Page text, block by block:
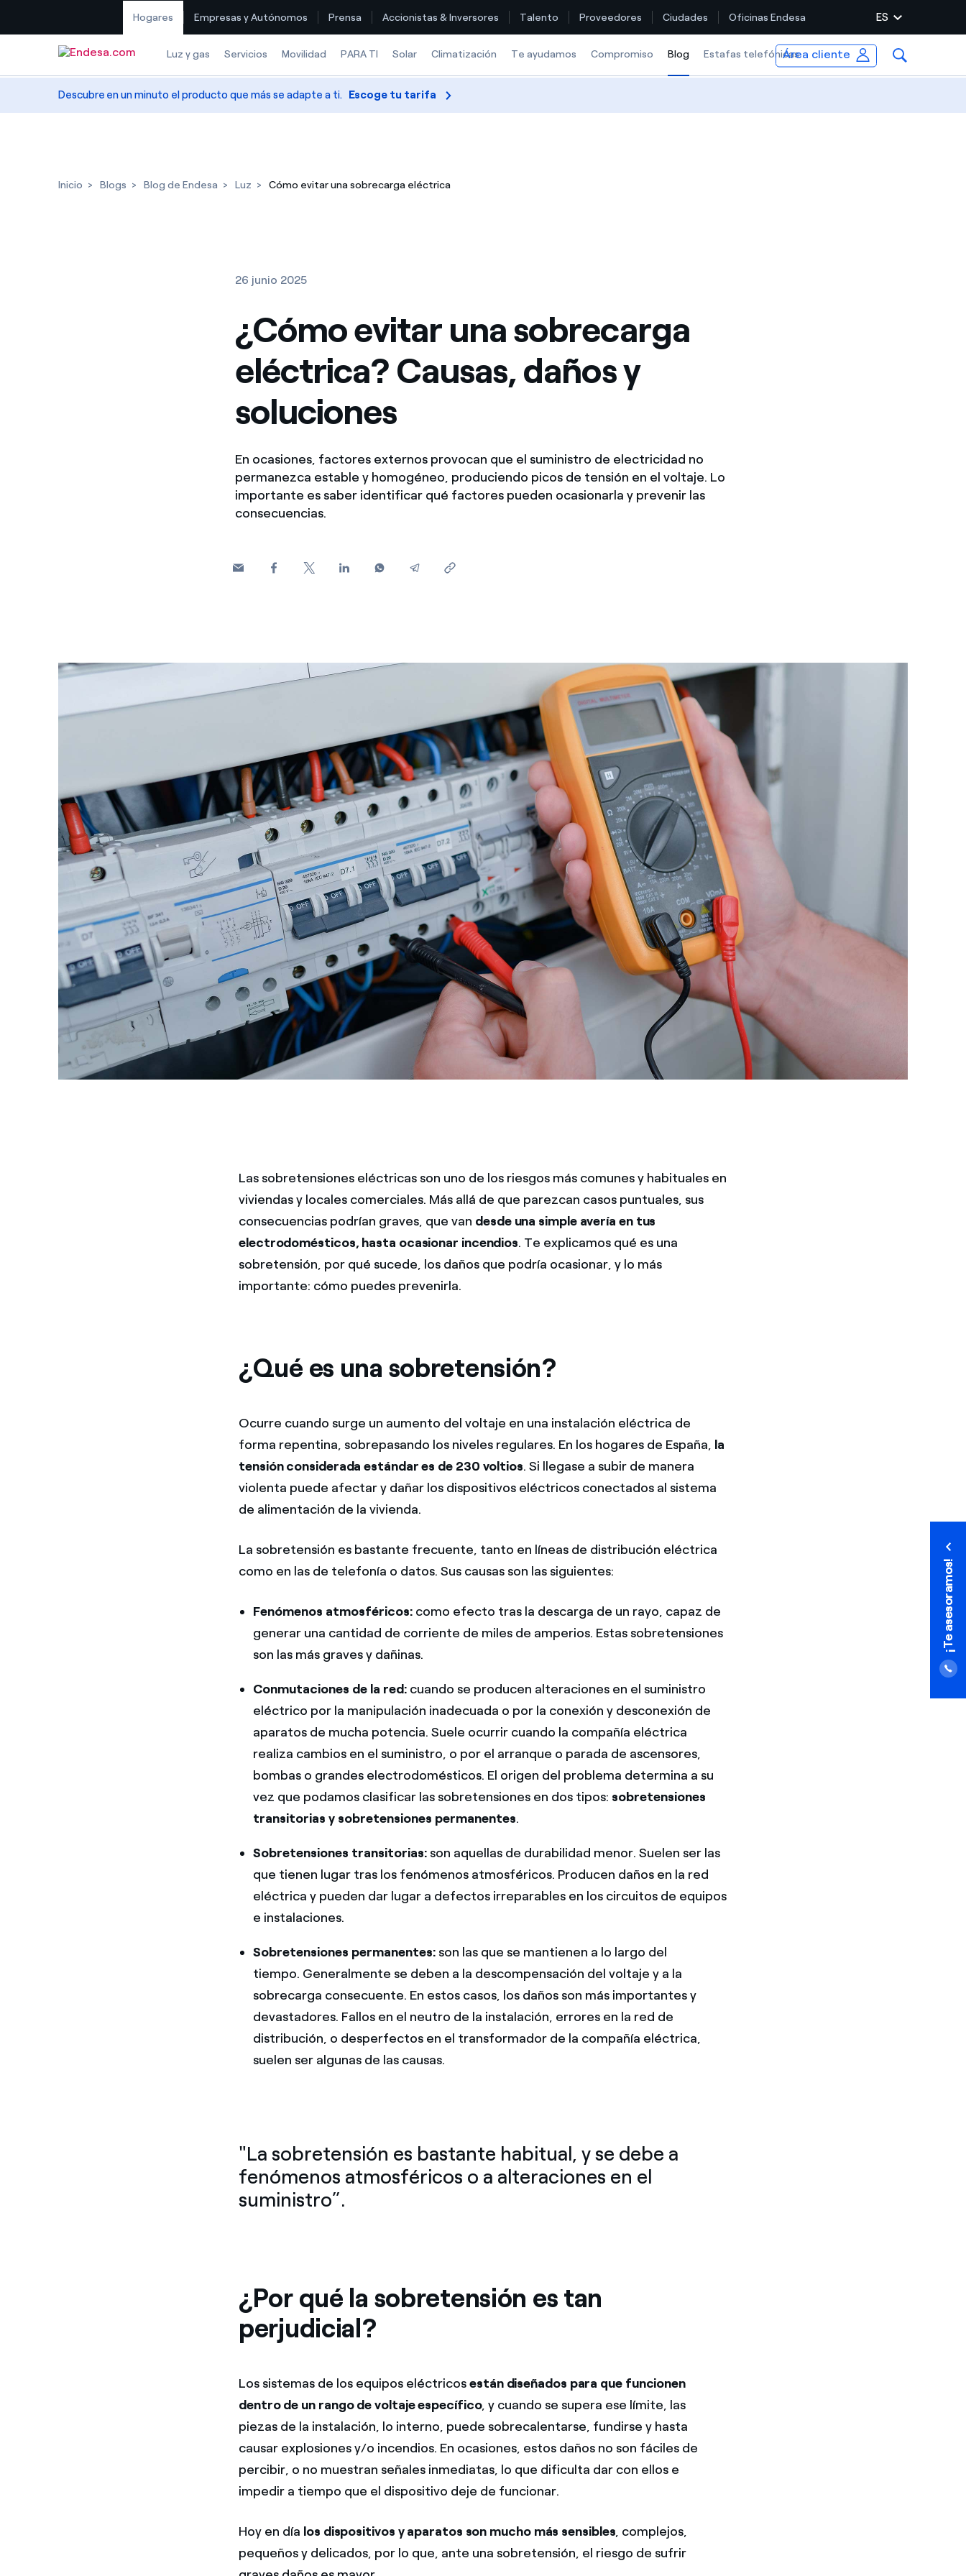
Hogares Empresas y Autónomos Prensa Accionistas & Inversores Talento Proveedores Ciudades Oficinas Endesa ES
Luz y gas Servicios Movilidad PARA TI Solar Climatización Te ayudamos Compromiso Blog Selected item
Estafas telefónicasÁrea cliente
Ofertas para autónomos y Pymes
¿Gestionas varias comunidades de propietarios?
Descubre en un minuto el producto que más se adapte a ti. Escoge tu tarifa
Inicio Blogs Blog de Endesa Luz Cómo evitar una sobrecarga eléctrica
26 junio 2025
¿Cómo evitar una sobrecarga
eléctrica? Causas, daños y
soluciones
En ocasiones, factores externos provocan que el suministro de electricidad no
permanezca estable y homogéneo, produciendo picos de tensión en el voltaje. Lo
importante es saber identificar qué factores pueden ocasionarla y prevenir las
consecuencias.
Las sobretensiones eléctricas son uno de los riesgos más comunes y habituales en
viviendas y locales comerciales. Más allá de que parezcan casos puntuales, sus
consecuencias podrían graves, que van desde una simple avería en tus
electrodomésticos, hasta ocasionar incendios. Te explicamos qué es una
sobretensión, por qué sucede, los daños que podría ocasionar, y lo más
importante: cómo puedes prevenirla.
¿Qué es una sobretensión?
Ocurre cuando surge un aumento del voltaje en una instalación eléctrica de
forma repentina, sobrepasando los niveles regulares. En los hogares de España, la
tensión considerada estándar es de 230 voltios. Si llegase a subir de manera
violenta puede afectar y dañar los dispositivos eléctricos conectados al sistema
de alimentación de la vivienda.
La sobretensión es bastante frecuente, tanto en líneas de distribución eléctrica
como en las de telefonía o datos. Sus causas son las siguientes:
Fenómenos atmosféricos: como efecto tras la descarga de un rayo, capaz de
generar una cantidad de corriente de miles de amperios. Estas sobretensiones
son las más graves y dañinas.
Conmutaciones de la red: cuando se producen alteraciones en el suministro
eléctrico por la manipulación inadecuada o por la conexión y desconexión de
aparatos de mucha potencia. Suele ocurrir cuando la compañía eléctrica
realiza cambios en el suministro, o por el arranque o parada de ascensores,
bombas o grandes electrodomésticos. El origen del problema determina a su
vez que podamos clasificar las sobretensiones en dos tipos: sobretensiones
transitorias y sobretensiones permanentes.
Sobretensiones transitorias:son aquellas de durabilidad menor. Suelen ser las
que tienen lugar tras los fenómenos atmosféricos. Producen daños en la red
eléctrica y pueden dar lugar a defectos irreparables en los circuitos de equipos
e instalaciones.
Sobretensiones permanentes:son las que se mantienen a lo largo del
tiempo. Generalmente se deben a la descompensación del voltaje y a la
sobrecarga consecuente. En estos casos, los daños son más importantes y
devastadores. Fallos en el neutro de la instalación, errores en la red de
distribución, o desperfectos en el transformador de la compañía eléctrica,
suelen ser algunas de las causas.
"La sobretensión es bastante habitual, y se debe a
fenómenos atmosféricos o a alteraciones en el
suministro”.
¿Por qué la sobretensión es tan
perjudicial?
Los sistemas de los equipos eléctricosestán diseñados para que funcionen
dentro de un rango de voltaje específico, y cuando se supera ese límite, las
piezas de la instalación, lo interno, puede sobrecalentarse, fundirse y hasta
causar explosiones y/o incendios. En ocasiones, estos daños no son fáciles de
percibir, o no muestran señales inmediatas, lo que dificulta dar con ellos e
impedir a tiempo que el dispositivo deje de funcionar.
Hoy en día los dispositivos y aparatos son mucho más sensibles, complejos,
pequeños y delicados, por lo que, ante una sobretensión, el riesgo de sufrir
¡Te asesoramos!